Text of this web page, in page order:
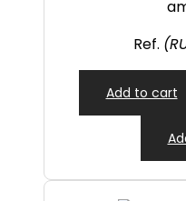
Ref.
Add to cart